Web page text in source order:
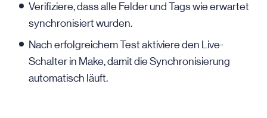
Verifiziere, dass alle Felder und Tags wie erwartet
synchronisiert wurden.
Nach erfolgreichem Test aktiviere den Live-
Schalter in Make, damit die Synchronisierung
automatisch läuft.